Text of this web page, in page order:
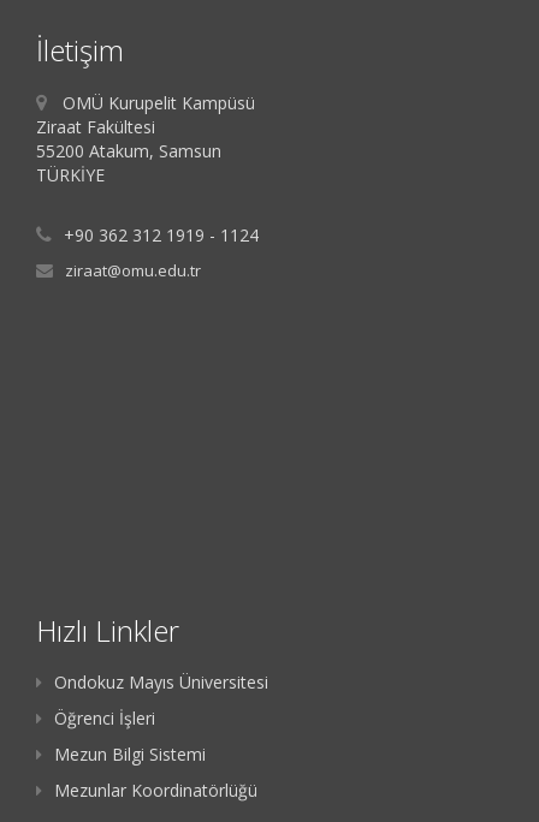
İletişim
OMÜ Kurupelit Kampüsü
Ziraat Fakültesi
55200 Atakum, Samsun
TÜRKİYE
+90 362 312 1919 - 1124
ziraat@omu.edu.tr
Hızlı Linkler
Ondokuz Mayıs Üniversitesi
Öğrenci İşleri
Mezun Bilgi Sistemi
Mezunlar Koordinatörlüğü